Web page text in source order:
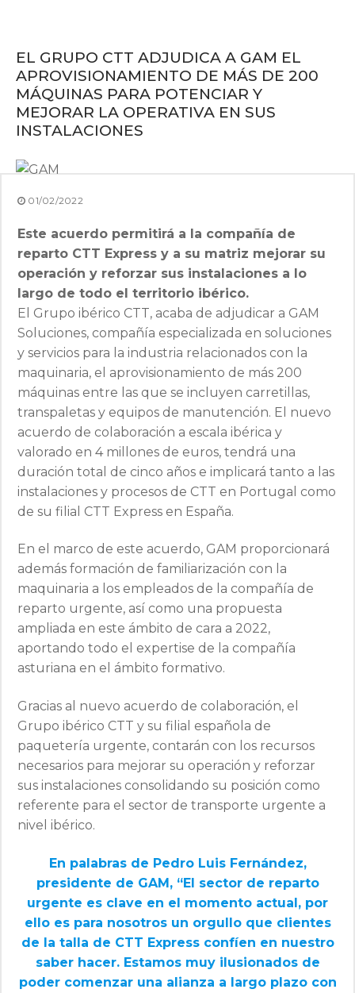
EL GRUPO CTT ADJUDICA A GAM EL
APROVISIONAMIENTO DE MÁS DE 200
MÁQUINAS PARA POTENCIAR Y
MEJORAR LA OPERATIVA EN SUS
INSTALACIONES
01/02/2022
Este acuerdo permitirá a la compañía de
reparto CTT Express y a su matriz mejorar su
operación y reforzar sus instalaciones a lo
largo de todo el territorio ibérico.
El Grupo ibérico CTT, acaba de adjudicar a GAM
Soluciones, compañía especializada en soluciones
y servicios para la industria relacionados con la
maquinaria, el aprovisionamiento de más 200
máquinas entre las que se incluyen carretillas,
transpaletas y equipos de manutención. El nuevo
acuerdo de colaboración a escala ibérica y
valorado en 4 millones de euros, tendrá una
duración total de cinco años e implicará tanto a las
instalaciones y procesos de CTT en Portugal como
de su filial CTT Express en España.
En el marco de este acuerdo, GAM proporcionará
además formación de familiarización con la
maquinaria a los empleados de la compañía de
reparto urgente, así como una propuesta
ampliada en este ámbito de cara a 2022,
aportando todo el expertise de la compañía
asturiana en el ámbito formativo.
Gracias al nuevo acuerdo de colaboración, el
Grupo ibérico CTT y su filial española de
paquetería urgente, contarán con los recursos
necesarios para mejorar su operación y reforzar
sus instalaciones consolidando su posición como
referente para el sector de transporte urgente a
nivel ibérico.
En palabras de Pedro Luis Fernández,
presidente de GAM, “El sector de reparto
urgente es clave en el momento actual, por
ello es para nosotros un orgullo que clientes
de la talla de CTT Express confíen en nuestro
saber hacer. Estamos muy ilusionados de
poder comenzar una alianza a largo plazo con